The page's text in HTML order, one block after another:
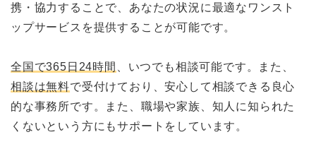
携・協力することで、あなたの状況に最適なワンスト
ップサービスを提供することが可能です。
全国で365日24時間
、いつでも相談可能です。また、
相談は無料で受付けており、安心して相談できる良心
的な事務所です。また、職場や家族、知人に知られた
くないという方にもサポートをしています。